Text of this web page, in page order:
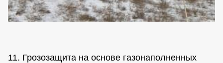
11. Грозозащита на основе газонаполненных